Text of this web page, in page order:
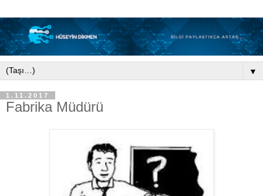
▼
1.11.2017
Fabrika Müdürü